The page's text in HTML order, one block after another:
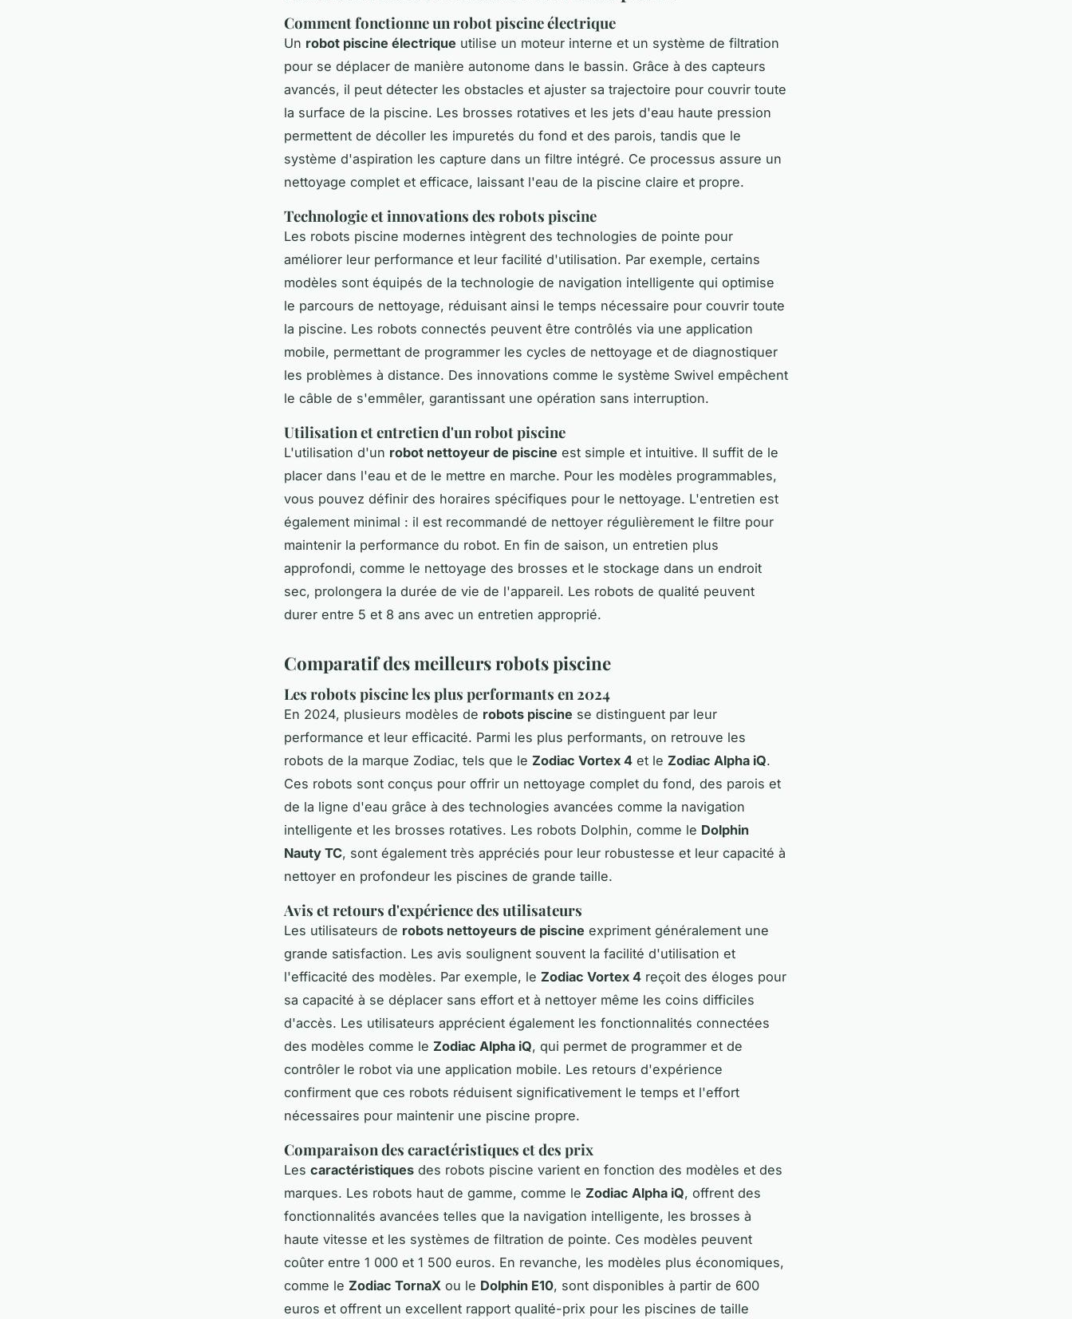
Comment fonctionne un robot piscine électrique
Un robot piscine électrique utilise un moteur interne et un système de filtration
pour se déplacer de manière autonome dans le bassin. Grâce à des capteurs
avancés, il peut détecter les obstacles et ajuster sa trajectoire pour couvrir toute
la surface de la piscine. Les brosses rotatives et les jets d'eau haute pression
permettent de décoller les impuretés du fond et des parois, tandis que le
système d'aspiration les capture dans un filtre intégré. Ce processus assure un
nettoyage complet et efficace, laissant l'eau de la piscine claire et propre.
Technologie et innovations des robots piscine
Les robots piscine modernes intègrent des technologies de pointe pour
améliorer leur performance et leur facilité d'utilisation. Par exemple, certains
modèles sont équipés de la technologie de navigation intelligente qui optimise
le parcours de nettoyage, réduisant ainsi le temps nécessaire pour couvrir toute
la piscine. Les robots connectés peuvent être contrôlés via une application
mobile, permettant de programmer les cycles de nettoyage et de diagnostiquer
les problèmes à distance. Des innovations comme le système Swivel empêchent
le câble de s'emmêler, garantissant une opération sans interruption.
Utilisation et entretien d'un robot piscine
L'utilisation d'un robot nettoyeur de piscine est simple et intuitive. Il suffit de le
placer dans l'eau et de le mettre en marche. Pour les modèles programmables,
vous pouvez définir des horaires spécifiques pour le nettoyage. L'entretien est
également minimal : il est recommandé de nettoyer régulièrement le filtre pour
maintenir la performance du robot. En fin de saison, un entretien plus
approfondi, comme le nettoyage des brosses et le stockage dans un endroit
sec, prolongera la durée de vie de l'appareil. Les robots de qualité peuvent
durer entre 5 et 8 ans avec un entretien approprié.
Comparatif des meilleurs robots piscine
Les robots piscine les plus performants en 2024
En 2024, plusieurs modèles de robots piscine se distinguent par leur
performance et leur efficacité. Parmi les plus performants, on retrouve les
robots de la marque Zodiac, tels que le Zodiac Vortex 4 et le Zodiac Alpha iQ.
Ces robots sont conçus pour offrir un nettoyage complet du fond, des parois et
de la ligne d'eau grâce à des technologies avancées comme la navigation
intelligente et les brosses rotatives. Les robots Dolphin, comme le Dolphin
Nauty TC, sont également très appréciés pour leur robustesse et leur capacité à
nettoyer en profondeur les piscines de grande taille.
Avis et retours d'expérience des utilisateurs
Les utilisateurs de robots nettoyeurs de piscine expriment généralement une
grande satisfaction. Les avis soulignent souvent la facilité d'utilisation et
l'efficacité des modèles. Par exemple, le Zodiac Vortex 4 reçoit des éloges pour
sa capacité à se déplacer sans effort et à nettoyer même les coins difficiles
d'accès. Les utilisateurs apprécient également les fonctionnalités connectées
des modèles comme le Zodiac Alpha iQ, qui permet de programmer et de
contrôler le robot via une application mobile. Les retours d'expérience
confirment que ces robots réduisent significativement le temps et l'effort
nécessaires pour maintenir une piscine propre.
Comparaison des caractéristiques et des prix
Les caractéristiques des robots piscine varient en fonction des modèles et des
marques. Les robots haut de gamme, comme le Zodiac Alpha iQ, offrent des
fonctionnalités avancées telles que la navigation intelligente, les brosses à
haute vitesse et les systèmes de filtration de pointe. Ces modèles peuvent
coûter entre 1 000 et 1 500 euros. En revanche, les modèles plus économiques,
comme le Zodiac TornaX ou le Dolphin E10, sont disponibles à partir de 600
euros et offrent un excellent rapport qualité-prix pour les piscines de taille